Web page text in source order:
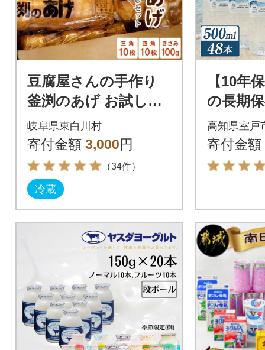
豆腐屋さんの手作り
釜渕のあげ お試しセ
ット 三角あげ 四角あ
げ きざみあげ 揚げ
あげ
岐阜県東白川村
寄付金額 3,000円
（34件）
冷蔵
【10年
の長期
防災グ
災害用
ボトル
高知県室戸
寄付金額